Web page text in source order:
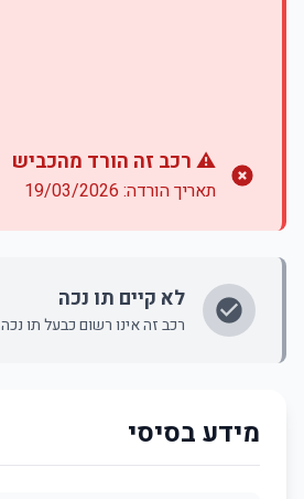
⚠️ רכב זה הורד מהכביש
תאריך הורדה: 19/03/2026
לא קיים תו נכה
רכב זה אינו רשום כבעל תו נכה
מידע בסיסי